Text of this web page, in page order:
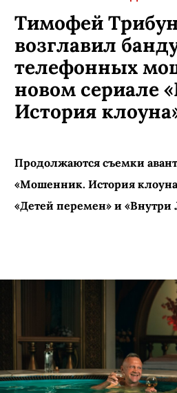
Тимофей
возглавил
телефонных
новом сериале
История
Продолжаются съемки
«Мошенник. История
«Детей перемен» и «Внутри